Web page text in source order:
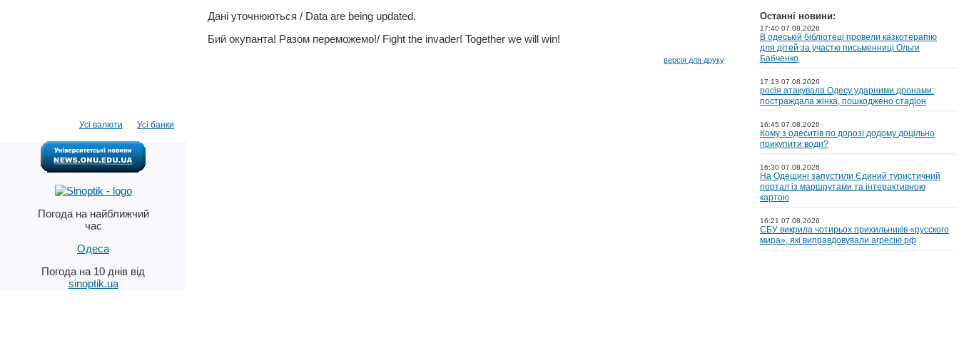
Усі банки
Усі валюти
Погода на найближчий
час
Одеса
Погода на 10 днів від
sinoptik.ua
Дані уточнюються / Data are being updated.
Бий окупанта! Разом переможемо!/ Fight the invader! Together we will win!
версія для друку
Останні новини:
17:40 07.08.2026
В одеській бібліотеці провели казкотерапію
для дітей за участю письменниці Ольги
Бабченко
17:13 07.08.2026
росія атакувала Одесу ударними дронами:
постраждала жінка, пошкоджено стадіон
16:45 07.08.2026
Кому з одеситів по дорозі додому доцільно
прикупити води?
16:30 07.08.2026
На Одещині запустили Єдиний туристичний
портал із маршрутами та інтерактивною
картою
16:21 07.08.2026
СБУ викрила чотирьох прихильників «русского
мира», які виправдовували агресію рф